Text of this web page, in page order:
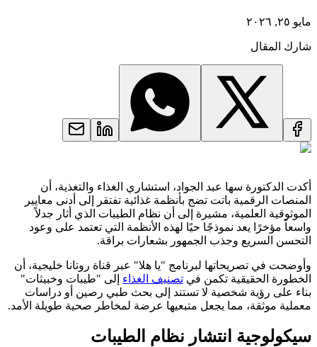
مايو ٢٥, ٢٠٢٦
شارك المقال
أكدت الدكتورة سها عبد الجواد، استشاري الغذاء والتغذية، أن
المنصات الرقمية باتت تضج بأنظمة غذائية تفتقر إلى أدنى معايير
الموثوقية العلمية، مشيرة إلى أن نظام الطيبات الذي أثار جدلاً
واسعاً مؤخرًا يعد نموذجًا حيًا لهذه الأنظمة التي تعتمد على وعود
التحسن السريع وجذب الجمهور بشعارات براقة.
وأوضحت في تصريحاتها لبرنامج "يا هلا" عبر قناة روتانا خليجية، أن
الخطورة الحقيقية تكمن في تصنيف الغذاءإلى "طيبات وخبيثات"
بناء على رؤية شخصية لا تستند إلى بحث طبي رصين أو دراسات
معملية موثقة، مما يجعل متبعيها عرضة لمخاطر صحية طويلة الأمد.
سيكولوجية انتشار نظام الطيبات